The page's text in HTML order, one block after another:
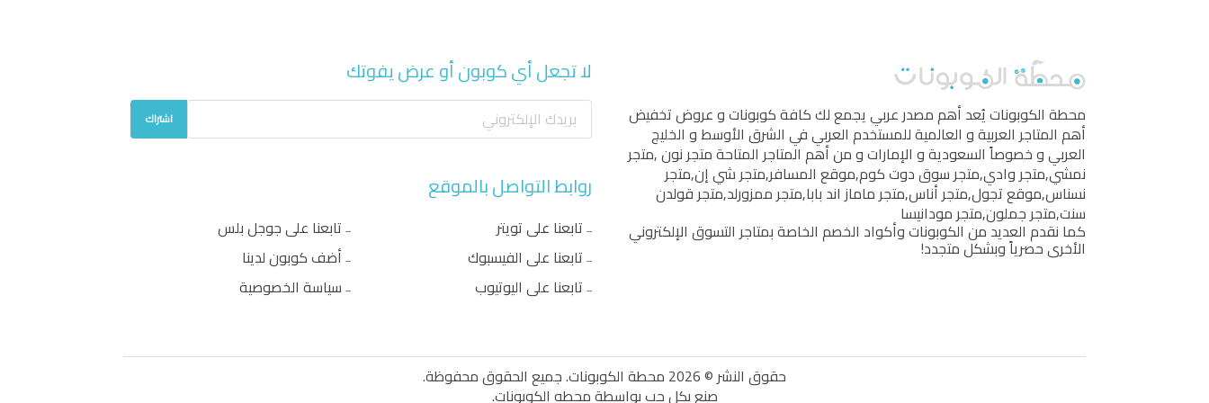
محطة الكوبوناتيُعد أهم مصدر عربي يجمع لك كافة كوبونات و عروض تخفيض
أهم المتاجر العربية و العالمية للمستخدم العربي في الشرق الأوسط و الخليج
العربي و خصوصاً السعودية و الإمارات و من أهم المتاجر المتاحةمتجر نون,متجر
نمشي,متجر وادي,متجر سوق دوت كوم,موقع المسافر,متجر شي إن,متجر
نسناس,موقع تجول,متجر أناس,متجر ماماز اند بابا,متجر ممزورلد,متجر قولدن
سنت,متجر جملون,متجر مودانيسا
كما نقدم العديد من الكوبونات وأكواد الخصم الخاصة بمتاجر التسوق الإلكتروني
الأخرى حصرياً وبشكل متجدد!
لا تجعل أي كوبون أو عرض يفوتك
اشتراك
روابط التواصل بالموقع
تابعنا على تويتر
تابعنا على الفيسبوك
تابعنا على اليوتيوب
تابعنا على جوجل بلس
أضف كوبون لدينا
سياسة الخصوصية
حقوق النشر © 2026 محطة الكوبونات. جميع الحقوق محفوظة.
صنع بكل حب بواسطةمحطه الكوبونات.